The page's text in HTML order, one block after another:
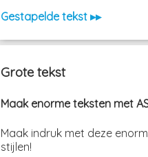
Gestapelde tekst ▸▸
Grote tekst
Maak enorme teksten met
Maak indruk met deze
stijlen!